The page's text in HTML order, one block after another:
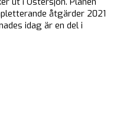
åtgärder 2021
idag är en del i